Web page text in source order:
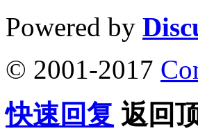
Powered by
© 2001-2017
快速回复 返回